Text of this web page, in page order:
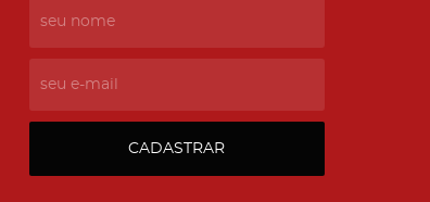
CADASTRAR